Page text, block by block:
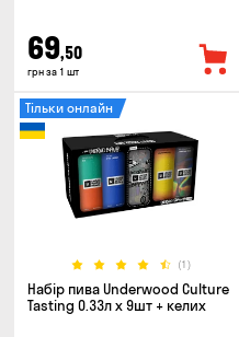
69,50
грн за 1 шт
(1)
Тільки онлайн
Набір пива Underwood Culture
Tasting 0.33л x 9шт + келих